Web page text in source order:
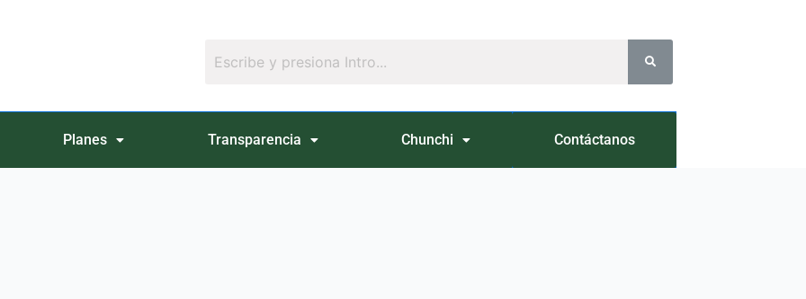
Planes Transparencia Chunchi Contáctanos